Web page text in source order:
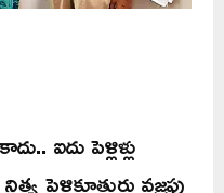
ఐదు పెళ్లిళ్లు
పెళ్లికూతురు వజ్రపు